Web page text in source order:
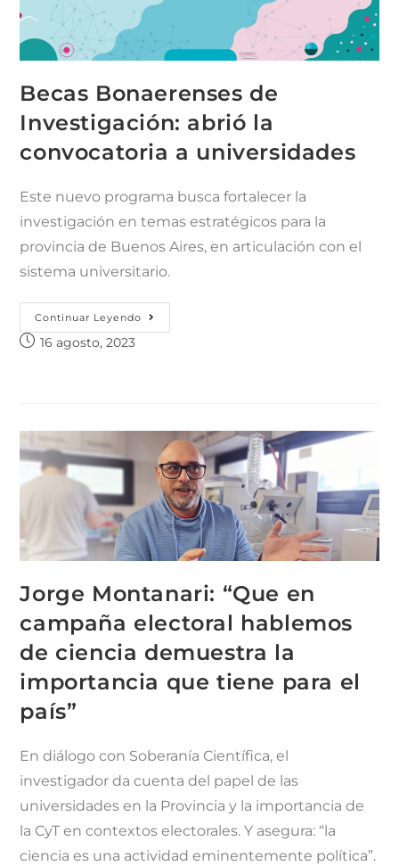
Becas Bonaerenses de
Investigación: abrió la
convocatoria a universidades
Este nuevo programa busca fortalecer la
investigación en temas estratégicos para la
provincia de Buenos Aires, en articulación con el
sistema universitario.
Continuar Leyendo
16 agosto, 2023
Jorge Montanari: “Que en
campaña electoral hablemos
de ciencia demuestra la
importancia que tiene para el
país”
En diálogo con Soberanía Científica, el
investigador da cuenta del papel de las
universidades en la Provincia y la importancia de
la CyT en contextos electorales. Y asegura: “la
ciencia es una actividad eminentemente política”.